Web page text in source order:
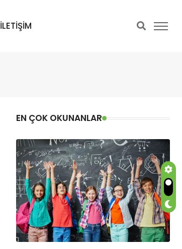
İLETİŞİM
EN ÇOK OKUNANLAR